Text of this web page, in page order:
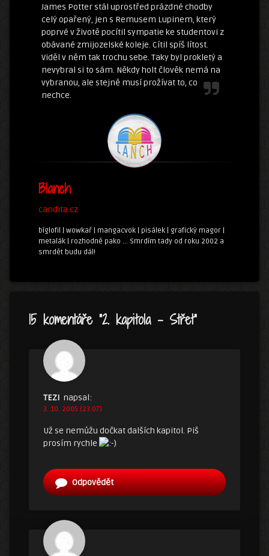
James Potter stál uprostřed prázdné chodby
celý opařený, jen s Remusem Lupinem, který
poprvé v životě pocítil sympatie ke studentovi z
obávané zmijozelské koleje. Cítil spíš lítost.
Viděl v něm tak trochu sebe. Taky byl prokletý a
nevybral si to sám. Někdy holt člověk nemá na
vybranou, ale stejně musí prožívat to, co
nechce.
Blanch
candita.cz
bíglofil | wowkař | mangacvok | pisálek | grafický magor |
metalák | rozhodně pako ... Smrdím tady od roku 2002 a
smrdět budu dál!
15 komentáře “2. kapitola – Střet”
TEZI napsal:
3. 10. 2005 (23:07)
Už se nemůžu dočkat dalších kapitol. Piš
prosím rychle
Odpovědět